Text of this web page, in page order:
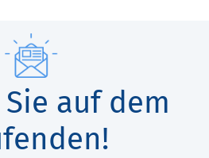
auf dem